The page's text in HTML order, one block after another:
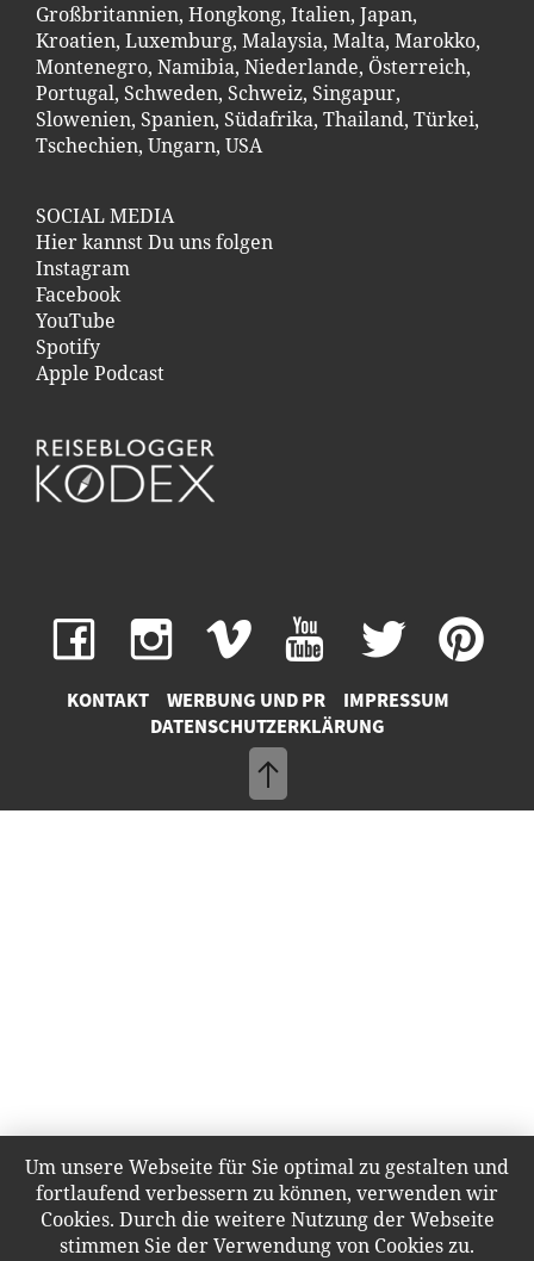
Großbritannien, Hongkong, Italien, Japan,
Kroatien, Luxemburg, Malaysia, Malta, Marokko,
Montenegro, Namibia, Niederlande, Österreich,
Portugal, Schweden, Schweiz, Singapur,
Slowenien, Spanien, Südafrika, Thailand, Türkei,
Tschechien, Ungarn, USA
SOCIAL MEDIA
Hier kannst Du uns folgen
Instagram
Facebook
YouTube
Spotify
Apple Podcast
KONTAKT WERBUNG UND PR
IMPRESSUM
DATENSCHUTZERKLÄRUNG
Um unsere Webseite für Sie optimal zu gestalten und
fortlaufend verbessern zu können, verwenden wir
Cookies. Durch die weitere Nutzung der Webseite
stimmen Sie der Verwendung von Cookies zu.